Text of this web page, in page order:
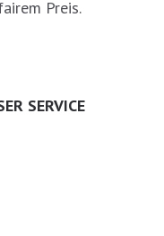
Preis.
SERVICE